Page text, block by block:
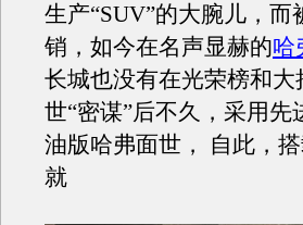
生产“SUV”的大腕儿，
销，如今在名声显赫的哈
长城也没有在光荣榜和
世“密谋”后不久，采用
油版哈弗面世， 自此，
就